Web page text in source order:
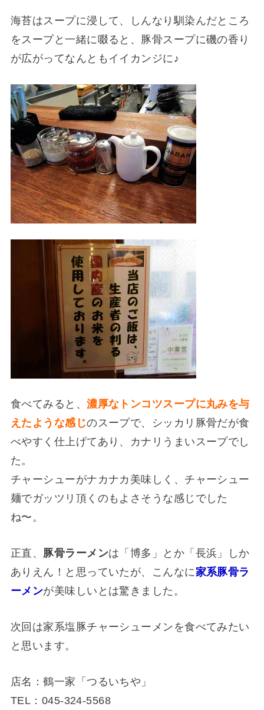
海苔はスープに浸して、しんなり馴染んだところ
をスープと一緒に啜ると、豚骨スープに磯の香り
が広がってなんともイイカンジに♪
食べてみると、濃厚なトンコツスープに丸みを与
えたような感じのスープで、シッカリ豚骨だが食
べやすく仕上げてあり、カナリうまいスープでし
た。
チャーシューがナカナカ美味しく、チャーシュー
麺でガッツリ頂くのもよさそうな感じでした
ね〜。
正直、 豚骨ラーメンは「博多」とか「長浜」しか
ありえん！と思っていたが、こんなに家系豚骨ラ
ーメンが美味しいとは驚きました。
次回は家系塩豚チャーシューメンを食べてみたい
と思います。
店名：鶴一家「つるいちや」
TEL：045-324-5568